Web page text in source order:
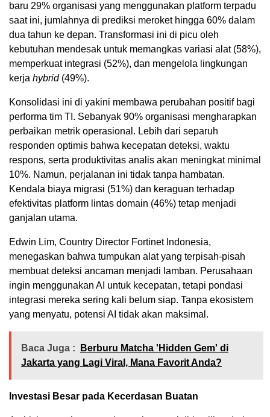
baru 29% organisasi yang menggunakan platform terpadu
saat ini, jumlahnya di prediksi meroket hingga 60% dalam
dua tahun ke depan. Transformasi ini di picu oleh
kebutuhan mendesak untuk memangkas variasi alat (58%),
memperkuat integrasi (52%), dan mengelola lingkungan
kerja hybrid(49%).
Konsolidasi ini di yakini membawa perubahan positif bagi
performa tim TI. Sebanyak 90% organisasi mengharapkan
perbaikan metrik operasional. Lebih dari separuh
responden optimis bahwa kecepatan deteksi, waktu
respons, serta produktivitas analis akan meningkat minimal
10%. Namun, perjalanan ini tidak tanpa hambatan.
Kendala biaya migrasi (51%) dan keraguan terhadap
efektivitas platform lintas domain (46%) tetap menjadi
ganjalan utama.
Edwin Lim, Country Director Fortinet Indonesia,
menegaskan bahwa tumpukan alat yang terpisah-pisah
membuat deteksi ancaman menjadi lamban. Perusahaan
ingin menggunakan AI untuk kecepatan, tetapi pondasi
integrasi mereka sering kali belum siap. Tanpa ekosistem
yang menyatu, potensi AI tidak akan maksimal.
Baca Juga :
Berburu Matcha 'Hidden Gem' di
Jakarta yang Lagi Viral, Mana Favorit Anda?
Investasi Besar pada Kecerdasan Buatan